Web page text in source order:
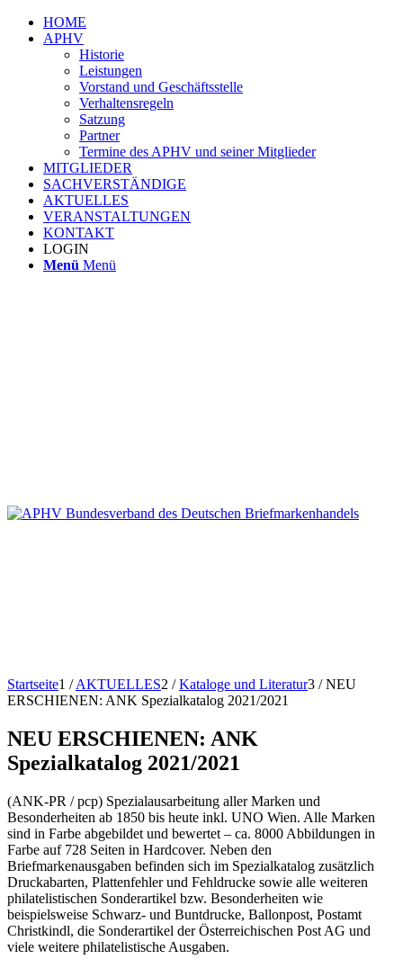
HOME
APHV
Historie
Leistungen
Vorstand und Geschäftsstelle
Verhaltensregeln
Satzung
Partner
Termine des APHV und seiner Mitglieder
MITGLIEDER
SACHVERSTÄNDIGE
AKTUELLES
VERANSTALTUNGEN
KONTAKT
LOGIN
Menü Menü
Startseite1 / AKTUELLES2 / Kataloge und Literatur3 / NEU
ERSCHIENEN: ANK Spezialkatalog 2021/2021
NEU ERSCHIENEN: ANK
Spezialkatalog 2021/2021
(ANK-PR / pcp) Spezialausarbeitung aller Marken und
Besonderheiten ab 1850 bis heute inkl. UNO Wien. Alle Marken
sind in Farbe abgebildet und bewertet – ca. 8000 Abbildungen in
Farbe auf 728 Seiten in Hardcover. Neben den
Briefmarkenausgaben befinden sich im Spezialkatalog zusätzlich
Druckabarten, Plattenfehler und Fehldrucke sowie alle weiteren
philatelistischen Sonderartikel bzw. Besonderheiten wie
beispielsweise Schwarz- und Buntdrucke, Ballonpost, Postamt
Christkindl, die Sonderartikel der Österreichischen Post AG und
viele weitere philatelistische Ausgaben.